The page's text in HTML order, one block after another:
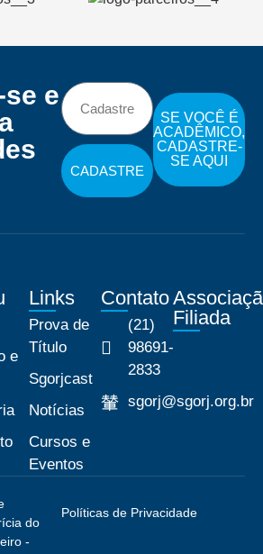
e
CADASTRE
SE VOCÊ É
ACADÊMICO,
CADASTRE-
SE AQUI
e
Links
Prova de
Título
Sgorjcast
Notícias
Cursos e
Eventos
Contato
(21)
98691-
2833
sgorj@sgorj.org.br
Filiada
do
-
Políticas de Privacidade